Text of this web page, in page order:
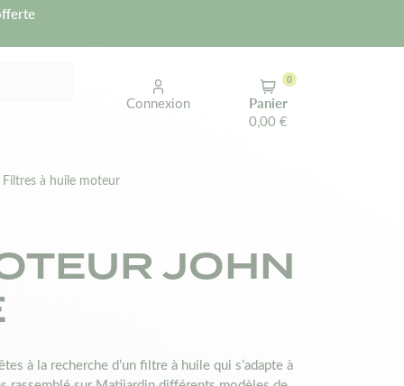
Connexion
Panier
0,00 €
0
Filtres à huile moteur
JOHN
à la recherche d’un filtre à huile qui s’adapte à